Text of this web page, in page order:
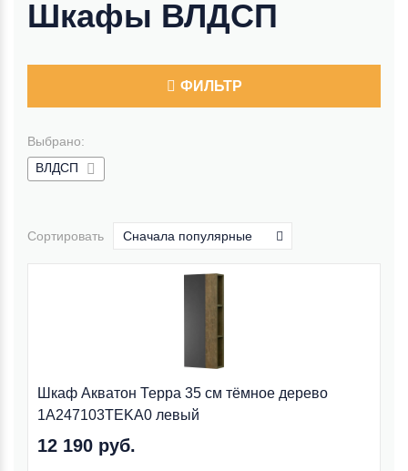
Шкафы ВЛДСП
ФИЛЬТР
Выбрано:
ВЛДСП
Сортировать Сначала популярные
Шкаф Акватон Терра 35 см тёмное дерево
1A247103TEKA0 левый
12 190 руб.